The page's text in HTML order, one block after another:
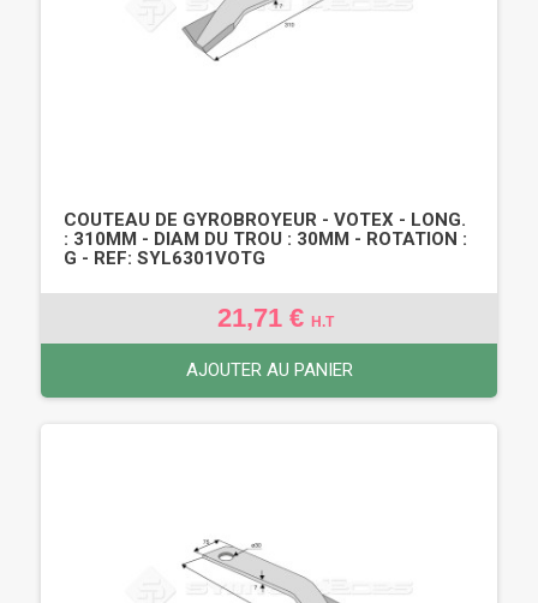
COUTEAU DE GYROBROYEUR - VOTEX - LONG.
: 310MM - DIAM DU TROU : 30MM - ROTATION :
G - REF: SYL6301VOTG
21,71 € H.T
AJOUTER AU PANIER